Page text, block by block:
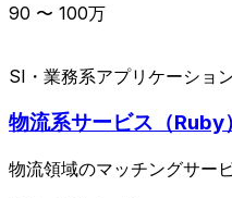
90 〜 100万
SI・業務系アプリケーショ
物流系サービス（
物流領域のマッチングサー